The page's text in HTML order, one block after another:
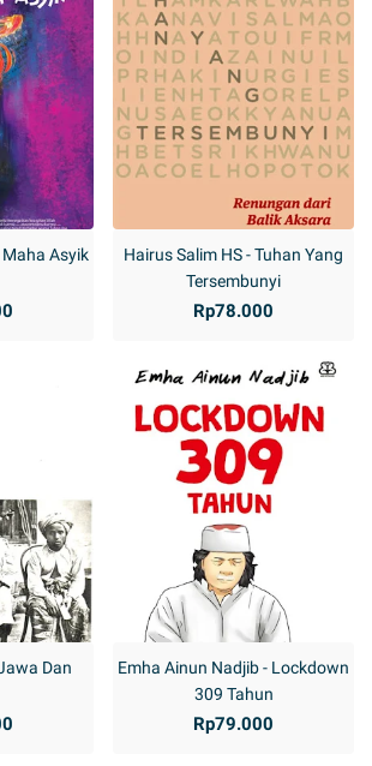
Maha Asyik
Hairus Salim HS - Tuhan Yang
Tersembunyi
Rp78.000
Dan
Emha Ainun Nadjib - Lockdown
309 Tahun
Rp79.000